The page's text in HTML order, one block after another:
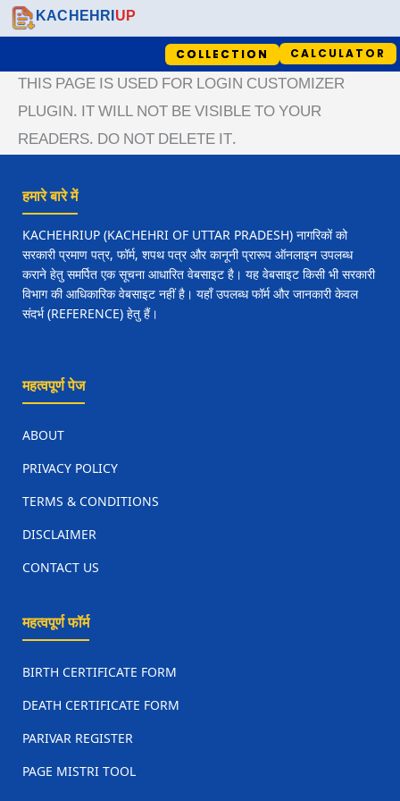
SKIP
TO
CONTENT
KACHEHRIUP
COLLECTION CALCULATOR
स्थानीय प्रशासन
परिवार रजिस्टर नक़ल
निजी क्षेत्र विभाग
स्वास्थ्य विभाग
अस्पताल जन्म प्रमाण पत्र
कोर्ट/न्यायालय
सम्मन वास्ते करारदार उमूर तनकीह
PAGE RELOAD ENGINE
THIS PAGE IS USED FOR LOGIN CUSTOMIZER
PLUGIN. IT WILL NOT BE VISIBLE TO YOUR
READERS. DO NOT DELETE IT.
हमारे बारे में
KACHEHRIUP (KACHEHRI OF UTTAR PRADESH) नागरिकों को
सरकारी प्रमाण पत्र, फॉर्म, शपथ पत्र और कानूनी प्रारूप ऑनलाइन उपलब्ध
कराने हेतु समर्पित एक सूचना आधारित वेबसाइट है। यह वेबसाइट किसी भी सरकारी
विभाग की आधिकारिक वेबसाइट नहीं है। यहाँ उपलब्ध फॉर्म और जानकारी केवल
संदर्भ (REFERENCE) हेतु हैं।
महत्वपूर्ण पेज
ABOUT
PRIVACY POLICY
TERMS & CONDITIONS
DISCLAIMER
CONTACT US
महत्वपूर्ण फॉर्म
BIRTH CERTIFICATE FORM
DEATH CERTIFICATE FORM
PARIVAR REGISTER
PAGE MISTRI TOOL